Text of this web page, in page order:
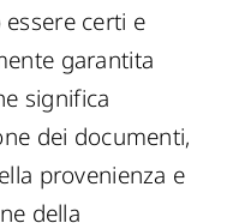
certi e
garantita
significa
dei documenti,
provenienza e
della